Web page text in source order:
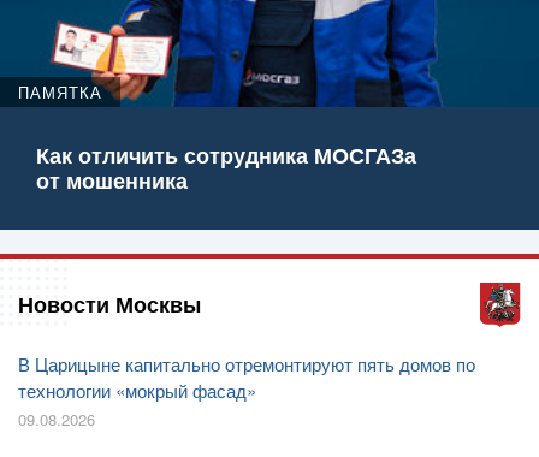
ПАМЯТКА
Как отличить сотрудника МОСГАЗа
от мошенника
Новости Москвы
В Царицыне капитально отремонтируют пять домов по
технологии «мокрый фасад»
09.08.2026